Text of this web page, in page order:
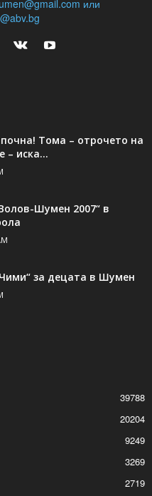
или
Тома – отрочето на
– иска...
Шумен 2007“ в
за децата в Шумен
39788
20204
9249
3269
2719